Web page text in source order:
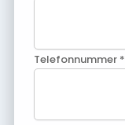
Telefonnummer *